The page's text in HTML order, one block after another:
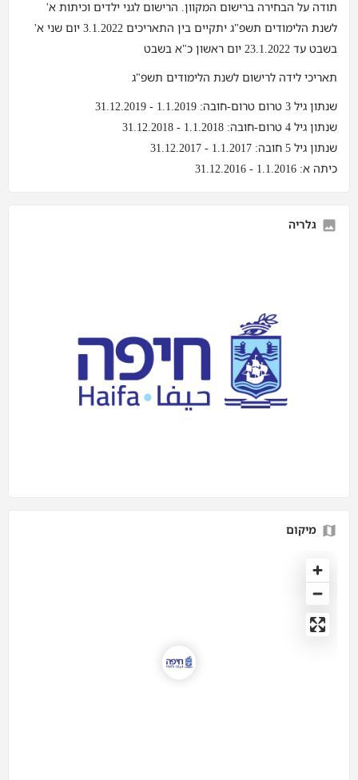
תודה על הבחירה ברישום המקוון. הרישום לגני ילדים וכיתות א'
לשנת הלימודים תשפ"ג יתקיים בין התאריכים 3.1.2022 יום שני א'
בשבט עד 23.1.2022 יום ראשון כ"א בשבט
תאריכי לידה לרישום לשנת הלימודים תשפ"ג
שנתון גיל 3 טרום טרום-חובה: 1.1.2019 - 31.12.2019
שנתון גיל 4 טרום-חובה: 1.1.2018 - 31.12.2018
שנתון גיל 5 חובה: 1.1.2017 - 31.12.2017
כיתה א: 1.1.2016 - 31.12.2016
גלריה
מיקום